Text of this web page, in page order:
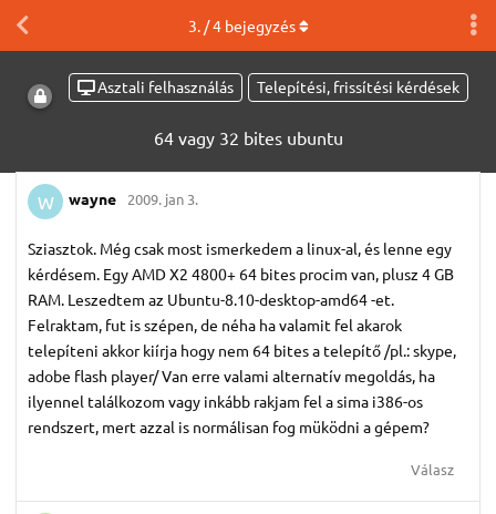
Asztali felhasználás Telepítési, frissítési kérdések
64 vagy 32 bites ubuntu
3. /4bejegyzés
W wayne 2009. jan 3.
Sziasztok. Még csak most ismerkedem a linux-al, és lenne egy
kérdésem. Egy AMD X2 4800+ 64 bites procim van, plusz 4 GB
RAM. Leszedtem az Ubuntu-8.10-desktop-amd64 -et.
Felraktam, fut is szépen, de néha ha valamit fel akarok
telepíteni akkor kiírja hogy nem 64 bites a telepítő /pl.: skype,
adobe flash player/ Van erre valami alternatív megoldás, ha
ilyennel találkozom vagy inkább rakjam fel a sima i386-os
rendszert, mert azzal is normálisan fog müködni a gépem?
Válasz